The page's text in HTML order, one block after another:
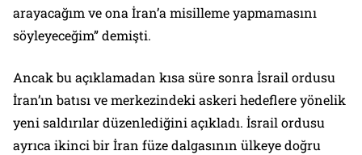
arayacağım ve ona İran’a misilleme yapmamasını
söyleyeceğim” demişti.
Ancak bu açıklamadan kısa süre sonra İsrail ordusu
İran’ın batısı ve merkezindeki askeri hedeflere yönelik
yeni saldırılar düzenlediğini açıkladı. İsrail ordusu
ayrıca ikinci bir İran füze dalgasının ülkeye doğru